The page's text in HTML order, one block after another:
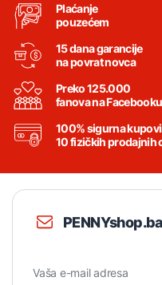
Plaćanje
pouzećem
15 dana garancije
na povrat novca
Preko 125.000
fanova na Facebooku
100% sigurna
10 fizičkih prodajnih